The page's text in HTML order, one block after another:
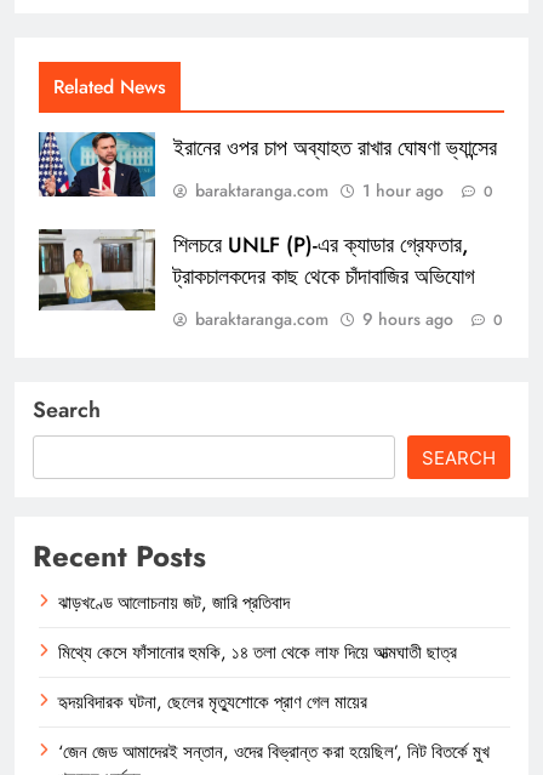
Related News
ইরানের ওপর চাপ অব্যাহত রাখার ঘোষণা ভ্যান্সের
baraktaranga.com 1 hour ago 0
শিলচরে UNLF (P)-এর ক্যাডার গ্রেফতার,
ট্রাকচালকদের কাছ থেকে চাঁদাবাজির অভিযোগ
baraktaranga.com 9 hours ago 0
Search
SEARCH
Recent Posts
ঝাড়খণ্ডে আলোচনায় জট, জারি প্রতিবাদ
মিথ্যে কেসে ফাঁসানোর হুমকি, ১৪ তলা থেকে লাফ দিয়ে আত্মঘাতী ছাত্র
হৃদয়বিদারক ঘটনা, ছেলের মৃত্যুশোকে প্রাণ গেল মায়ের
‘জেন জেড আমাদেরই সন্তান, ওদের বিভ্রান্ত করা হয়েছিল’, নিট বিতর্কে মুখ